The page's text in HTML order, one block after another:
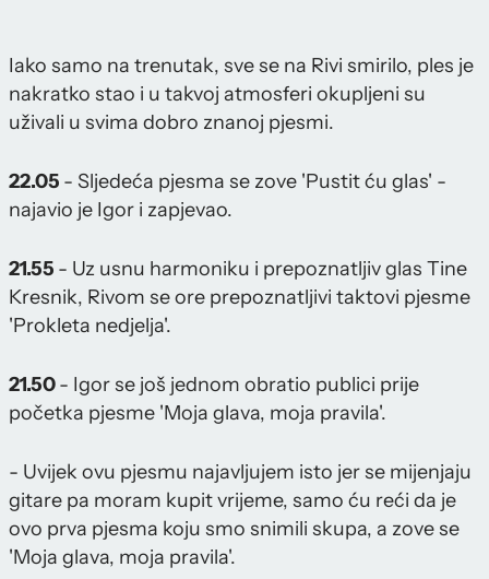
Iako samo na trenutak, sve se na Rivi smirilo, ples je
nakratko stao i u takvoj atmosferi okupljeni su
uživali u svima dobro znanoj pjesmi.
22.05 - Sljedeća pjesma se zove 'Pustit ću glas' -
najavio je Igor i zapjevao.
21.55 - Uz usnu harmoniku i prepoznatljiv glas Tine
Kresnik, Rivom se ore prepoznatljivi taktovi pjesme
'Prokleta nedjelja'.
21.50- Igor se još jednom obratio publici prije
početka pjesme 'Moja glava, moja pravila'.
- Uvijek ovu pjesmu najavljujem isto jer se mijenjaju
gitare pa moram kupit vrijeme, samo ću reći da je
ovo prva pjesma koju smo snimili skupa, a zove se
'Moja glava, moja pravila'.